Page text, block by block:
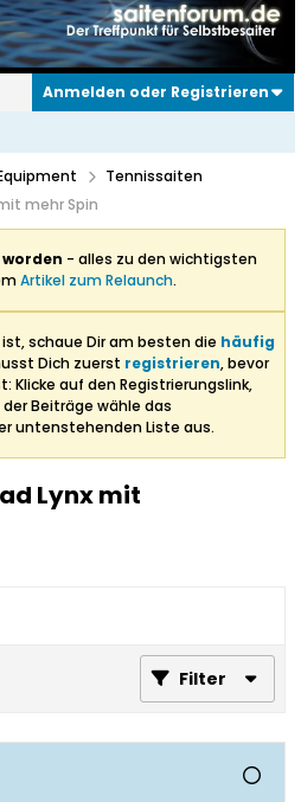
Anmelden oder Registrieren
Tennissaiten
mehr Spin
- alles zu den wichtigsten
Artikel zum Relaunch.
schaue Dir am besten die häufig
Dich zuerst registrieren, bevor
Klicke auf den Registrierungslink,
Beiträge wähle das
untenstehenden Liste aus.
Lynx mit
Filter